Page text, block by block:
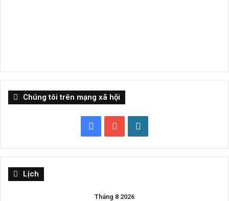
Chúng tôi trên mạng xã hội
FacebookYouTube
Lịch
Tháng 8 2026